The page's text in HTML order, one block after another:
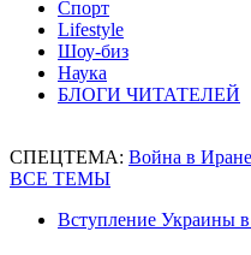
Спорт
Lifestyle
Шоу-биз
Наука
БЛОГИ ЧИТАТЕЛЕЙ
СПЕЦТЕМА: Война в Иране
ВСЕ ТЕМЫ
Вступление Украины